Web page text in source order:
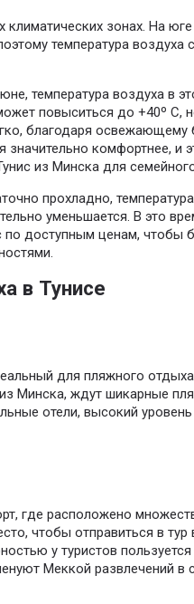
климатических зонах. На
температура воздуха
температура воздуха в
повыситься до +40º С,
благодаря
значительно комфортнее, и
из Минска для
прохладно,
уменьшается. В это
по доступным ценам, чтобы
в Тунисе
для пляжного
Минска, ждут шикарные
отели, высокий
где расположено
чтобы отправиться в тур
у туристов
Меккой развлечений в